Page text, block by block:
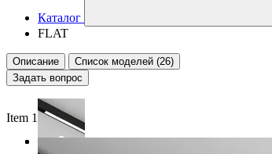
Каталог
FLAT
Описание
Список моделей (26)
Задать вопрос
Item 1 of 4